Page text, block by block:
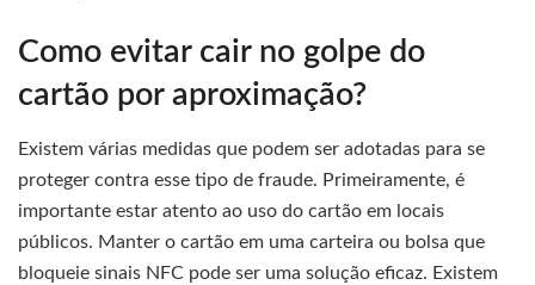
Como evitar cair no golpe do
cartão por aproximação?
Existem várias medidas que podem ser adotadas para se
proteger contra esse tipo de fraude. Primeiramente, é
importante estar atento ao uso do cartão em locais
públicos. Manter o cartão em uma carteira ou bolsa que
bloqueie sinais NFC pode ser uma solução eficaz. Existem